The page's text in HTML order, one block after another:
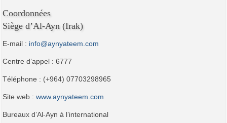
Coordonnées
Siège d’Al-Ayn (Irak)
E-mail : info@aynyateem.com
Centre d’appel : 6777
Téléphone : (+964) 07703298965
Site web : www.aynyateem.com
Bureaux d’Al-Ayn à l’international